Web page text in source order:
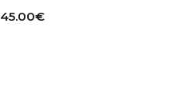
45.00€